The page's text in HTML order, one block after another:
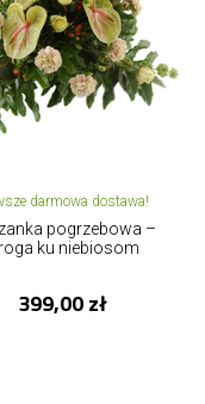
darmowa dostawa!
pogrzebowa –
ku niebiosom
399,00 zł